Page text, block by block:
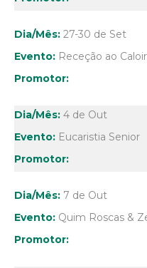
27-30 de Set
Receção ao
4 de Out
Eucaristia Senior
7 de Out
Quim Roscas &